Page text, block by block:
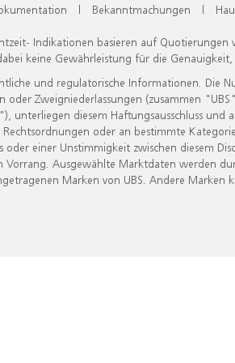
| Bekanntmachungen |
Indikationen basieren auf
keine Gewährleistung für die
und regulatorische Informationen. Die
oder Zweigniederlassungen (zusammen
unterliegen diesem Haftungsausschluss
oder an bestimmte
oder einer Unstimmigkeit zwischen diesem
Vorrang. Ausgewählte Marktdaten werden
Marken von UBS. Andere Marken